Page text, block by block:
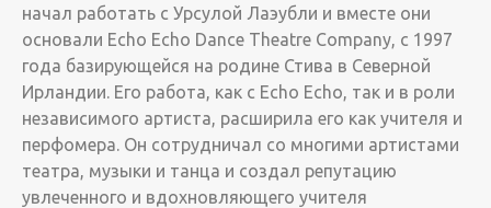
начал работать с Урсулой Лаэубли и вместе они
основали Echo Echo Dance Theatre Company, с 1997
года базирующейся на родине Стива в Северной
Ирландии. Его работа, как с Echo Echo, так и в роли
независимого артиста, расширила его как учителя и
перфомера. Он сотрудничал со многими артистами
театра, музыки и танца и создал репутацию
увлеченного и вдохновляющего учителя